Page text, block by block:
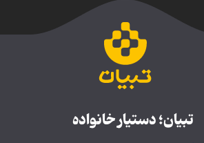
تبیان؛ دستیار خانواده